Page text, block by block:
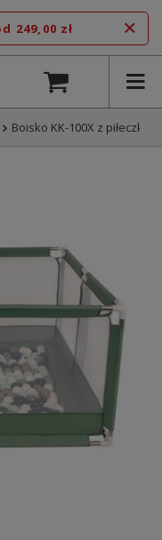
249,00 zł
Boisko KK-100X z